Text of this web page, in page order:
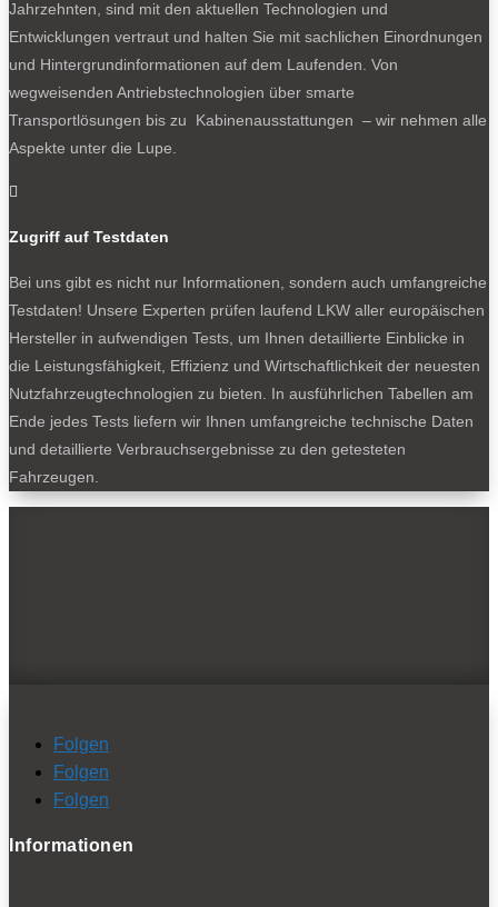
Jahrzehnten, sind mit den aktuellen Technologien und
Entwicklungen vertraut und halten Sie mit sachlichen Einordnungen
und Hintergrundinformationen auf dem Laufenden. Von
wegweisenden Antriebstechnologien über smarte
Transportlösungen bis zu Kabinenausstattungen – wir nehmen alle
Aspekte unter die Lupe.

Zugriff auf Testdaten
Bei uns gibt es nicht nur Informationen, sondern auch umfangreiche
Testdaten! Unsere Experten prüfen laufend LKW aller europäischen
Hersteller in aufwendigen Tests, um Ihnen detaillierte Einblicke in
die Leistungsfähigkeit, Effizienz und Wirtschaftlichkeit der neuesten
Nutzfahrzeugtechnologien zu bieten. In ausführlichen Tabellen am
Ende jedes Tests liefern wir Ihnen umfangreiche technische Daten
und detaillierte Verbrauchsergebnisse zu den getesteten
Fahrzeugen.
Folgen
Folgen
Folgen
Informationen